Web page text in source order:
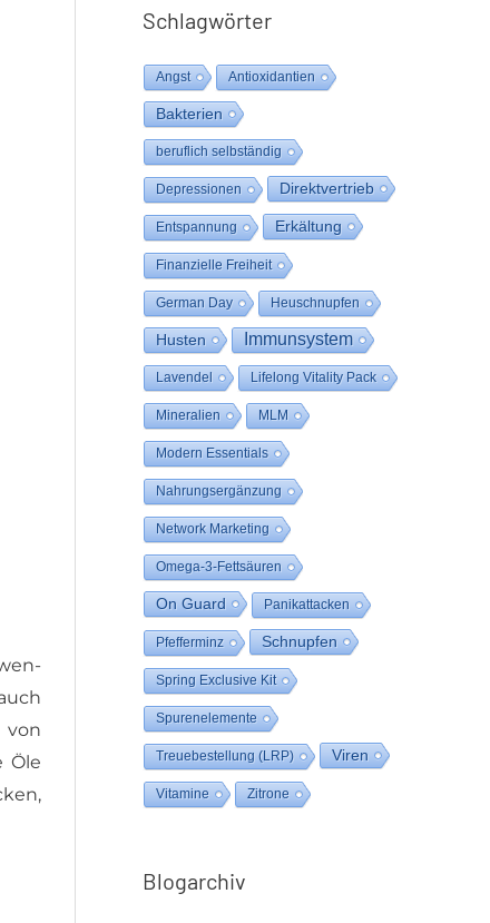
von
Öle
Schlagwörter
Angst Antioxidantien
Bakterien
beruflich selbständig
Depressionen Direktvertrieb
Entspannung Erkältung
Finanzielle Freiheit
German Day Heuschnupfen
Husten Immunsystem
Lavendel Lifelong Vitality Pack
Mineralien MLM
Modern Essentials
Nahrungsergänzung
Network Marketing
Omega-3-Fettsäuren
On Guard Panikattacken
Pfefferminz Schnupfen
Spring Exclusive Kit
Spurenelemente
Treuebestellung (LRP) Viren
Vitamine Zitrone
Blogarchiv